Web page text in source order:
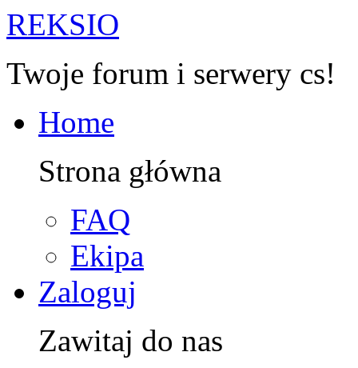
REKSIO
Twoje forum i serwery cs!
Home
Strona główna
FAQ
Ekipa
Zaloguj
Zawitaj do nas